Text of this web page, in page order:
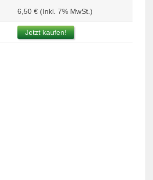
6,50 € (Inkl. 7% MwSt.)
Jetzt kaufen!